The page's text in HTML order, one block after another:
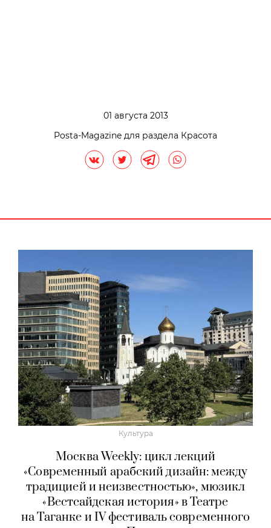
01 августа 2013
Posta-Magazine для раздела Красота
Культура
Москва Weekly: цикл лекций
«Современный арабский дизайн: между
традицией и неизвестностью», мюзикл
«Вестсайдская история» в Театре
на Таганке и IV фестиваль современного